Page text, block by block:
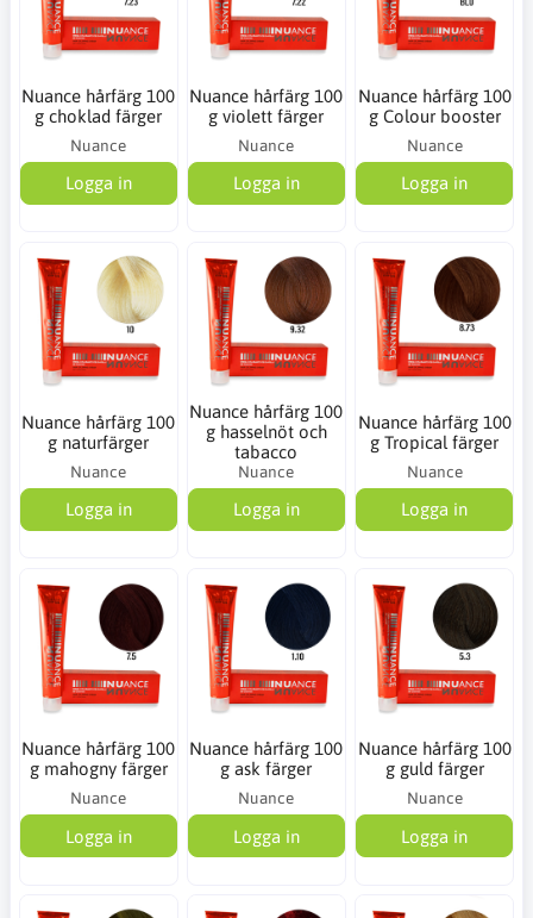
Nuance hårfärg 100
g choklad färger
Nuance
Logga in
Nuance hårfärg 100
g violett färger
Nuance
Logga in
Nuance hårfärg 100
g Colour booster
Nuance
Logga in
Nuance hårfärg 100
g naturfärger
Nuance
Logga in
Nuance hårfärg 100
g hasselnöt och
tabacco
Nuance
Logga in
Nuance hårfärg 100
g Tropical färger
Nuance
Logga in
Nuance hårfärg 100
g mahogny färger
Nuance
Logga in
Nuance hårfärg 100
g ask färger
Nuance
Logga in
Nuance hårfärg 100
g guld färger
Nuance
Logga in